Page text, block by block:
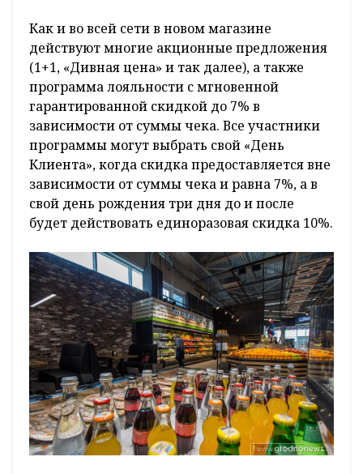
Как и во всей сети в новом магазине
действуют многие акционные предложения
(1+1, «Дивная цена» и так далее), а также
программа лояльности с мгновенной
гарантированной скидкой до 7% в
зависимости от суммы чека. Все участники
программы могут выбрать свой «День
Клиента», когда скидка предоставляется вне
зависимости от суммы чека и равна 7%, а в
свой день рождения три дня до и после
будет действовать единоразовая скидка 10%.